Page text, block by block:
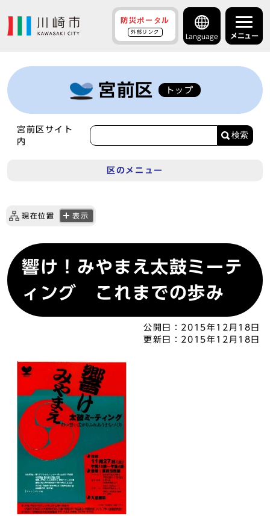
防災ポータル
外部リンク
Language メニュー
宮前区 トップ
宮前区サイト
内
検索
区のメニュー
現在位置 表示
響け！みやまえ太鼓ミーテ
ィング これまでの歩み
公開日： 2015年12月18日
更新日： 2015年12月18日